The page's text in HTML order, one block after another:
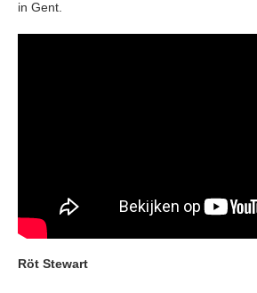
in Gent.
Röt Stewart